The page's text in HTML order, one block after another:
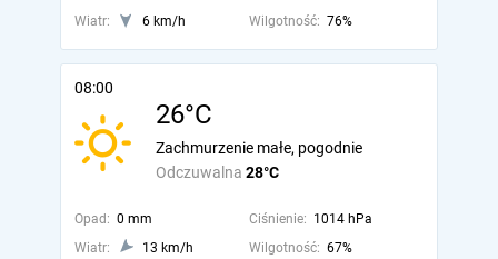
Wiatr: 6 km/h Wilgotność: 76%
08:00
26°C
Odczuwalna 28°C
Zachmurzenie małe, pogodnie
Opad: 0 mm Ciśnienie: 1014 hPa
Wiatr:
13 km/h Wilgotność: 67%